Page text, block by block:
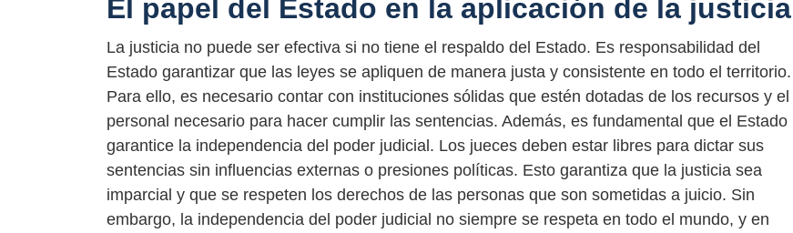
El papel del Estado en la aplicación de la justicia
La justicia no puede ser efectiva si no tiene el respaldo del Estado. Es responsabilidad del
Estado garantizar que las leyes se apliquen de manera justa y consistente en todo el territorio.
Para ello, es necesario contar con instituciones sólidas que estén dotadas de los recursos y el
personal necesario para hacer cumplir las sentencias. Además, es fundamental que el Estado
garantice la independencia del poder judicial. Los jueces deben estar libres para dictar sus
sentencias sin influencias externas o presiones políticas. Esto garantiza que la justicia sea
imparcial y que se respeten los derechos de las personas que son sometidas a juicio. Sin
embargo, la independencia del poder judicial no siempre se respeta en todo el mundo, y en